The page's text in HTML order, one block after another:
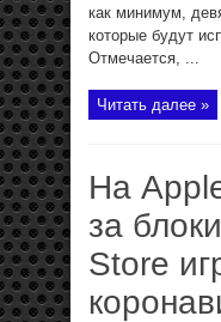
как минимум,
которые будут
Отмечается, ...
Читать далее »
На
за
Store